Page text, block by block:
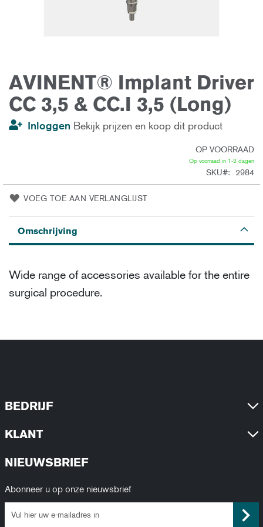
AVINENT® Implant Driver
CC 3,5 & CC.I 3,5 (Long)
Inloggen Bekijk prijzen en koop dit product
OP VOORRAAD
Op voorraad in 1-2 dagen
SKU 2984
VOEG TOE AAN VERLANGLIJST
Ga
naar
begin
van
de
afbeeldingen-
Omschrijving
Wide range of accessories available for the entire
surgical procedure.
BEDRIJF
KLANT
NIEUWSBRIEF
Abonneer u op onze nieuwsbrief